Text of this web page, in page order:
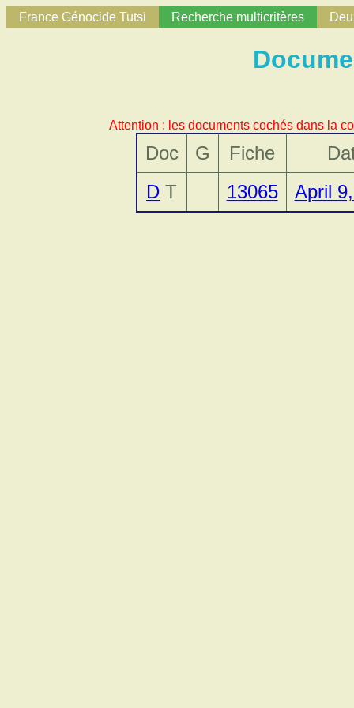
France Génocide Tutsi Recherche multicritères
Attention : les documents cochés dans la
Doc G Fiche
D T 13065 April